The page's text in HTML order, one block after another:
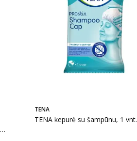
TENA
TENA kepurė su šampūnu, 1 vnt.